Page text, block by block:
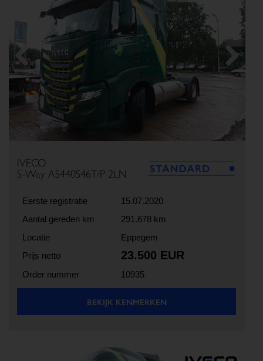
Previous Next
IVECO
S-Way AS440S46T/P 2LN
Eerste registratie
15.07.2020
Aantal gereden km
291.678 km
Locatie
Eppegem
Prijs netto
23.500 EUR
Order nummer 10935
BEKIJK KENMERKEN